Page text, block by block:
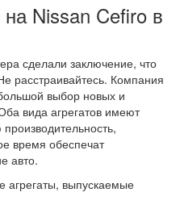
на Nissan Cefiro в
сделали заключение, что
расстраивайтесь. Компания
выбор новых и
вида агрегатов имеют
время обеспечат
авто.
агрегаты, выпускаемые